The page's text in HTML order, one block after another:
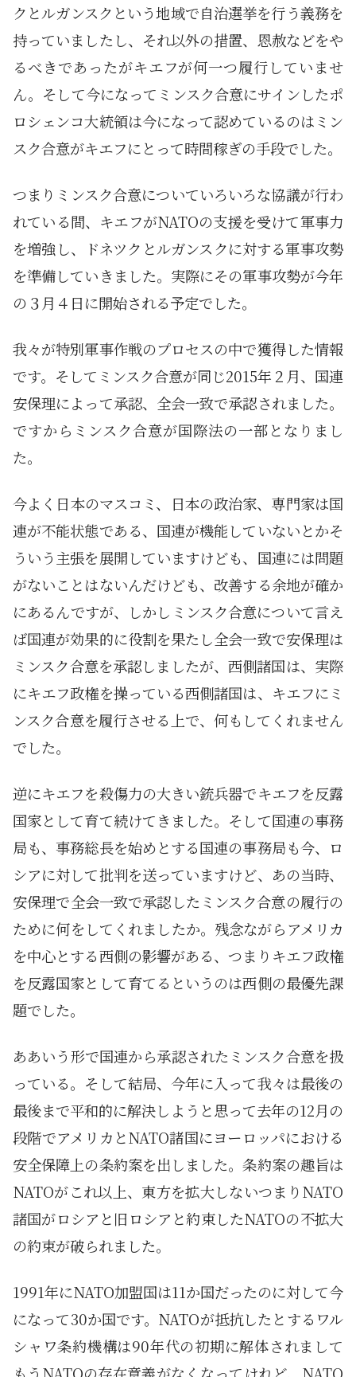
クとルガンスクという地域で自治選挙を行う義務を
持っていましたし、それ以外の措置、恩赦などをや
るべきであったがキエフが何一つ履行していませ
ん。そして今になってミンスク合意にサインしたポ
ロシェンコ大統領は今になって認めているのはミン
スク合意がキエフにとって時間稼ぎの手段でした。
つまりミンスク合意についていろいろな協議が行わ
れている間、キエフがNATOの支援を受けて軍事力
を増強し、ドネツクとルガンスクに対する軍事攻勢
を準備していきました。実際にその軍事攻勢が今年
の３月４日に開始される予定でした。
我々が特別軍事作戦のプロセスの中で獲得した情報
です。そしてミンスク合意が同じ2015年２月、国連
安保理によって承認、全会一致で承認されました。
ですからミンスク合意が国際法の一部となりまし
た。
今よく日本のマスコミ、日本の政治家、専門家は国
連が不能状態である、国連が機能していないとかそ
ういう主張を展開していますけども、国連には問題
がないことはないんだけども、改善する余地が確か
にあるんですが、しかしミンスク合意について言え
ば国連が効果的に役割を果たし全会一致で安保理は
ミンスク合意を承認しましたが、西側諸国は、実際
にキエフ政権を操っている西側諸国は、キエフにミ
ンスク合意を履行させる上で、何もしてくれません
でした。
逆にキエフを殺傷力の大きい銃兵器でキエフを反露
国家として育て続けてきました。そして国連の事務
局も、事務総長を始めとする国連の事務局も今、ロ
シアに対して批判を送っていますけど、あの当時、
安保理で全会一致で承認したミンスク合意の履行の
ために何をしてくれましたか。残念ながらアメリカ
を中心とする西側の影響がある、つまりキエフ政権
を反露国家として育てるというのは西側の最優先課
題でした。
ああいう形で国連から承認されたミンスク合意を扱
っている。そして結局、今年に入って我々は最後の
最後まで平和的に解決しようと思って去年の12月の
段階でアメリカとNATO諸国にヨーロッパにおける
安全保障上の条約案を出しました。条約案の趣旨は
NATOがこれ以上、東方を拡大しないつまりNATO
諸国がロシアと旧ロシアと約束したNATOの不拡大
の約束が破られました。
1991年にNATO加盟国は11か国だったのに対して今
になって30か国です。NATOが抵抗したとするワル
シャワ条約機構は90年代の初期に解体されまして